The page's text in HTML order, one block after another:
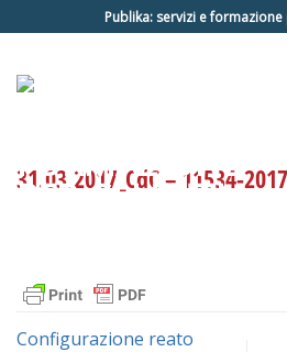
ai
Publika: servizi e
31.03.2017_CdC – 11534-2017
Configurazione reato